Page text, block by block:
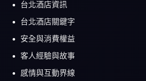
台北酒店資訊
台北酒店關鍵字
安全與消費權益
客人經驗與故事
感情與互動界線